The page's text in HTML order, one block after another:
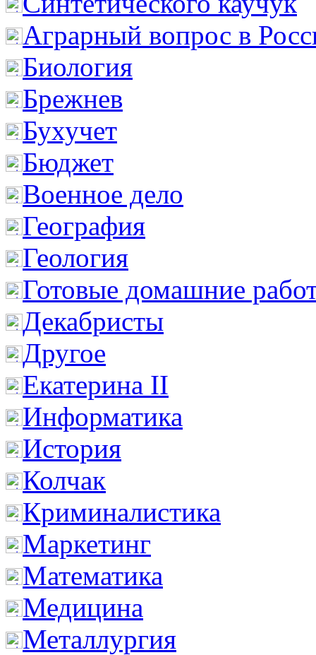
Аграрный вопрос в
Биология
Брежнев
Бухучет
Бюджет
Военное дело
География
Геология
Готовые домашние
Декабристы
Другое
Екатерина II
Информатика
История
Колчак
Криминалистика
Маркетинг
Математика
Медицина
Металлургия